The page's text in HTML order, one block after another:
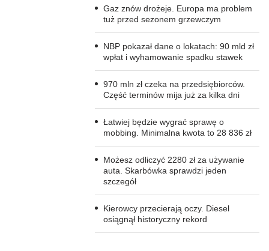
Gaz znów drożeje. Europa ma problem
tuż przed sezonem grzewczym
NBP pokazał dane o lokatach: 90 mld zł
wpłat i wyhamowanie spadku stawek
970 mln zł czeka na przedsiębiorców.
Część terminów mija już za kilka dni
Łatwiej będzie wygrać sprawę o
mobbing. Minimalna kwota to 28 836 zł
Możesz odliczyć 2280 zł za używanie
auta. Skarbówka sprawdzi jeden
szczegół
Kierowcy przecierają oczy. Diesel
osiągnął historyczny rekord